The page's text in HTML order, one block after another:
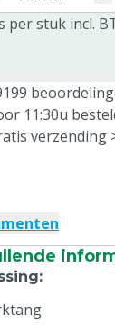
per stuk incl.
11:30u
verzending
: